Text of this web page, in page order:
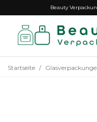
Beauty
Startseite /